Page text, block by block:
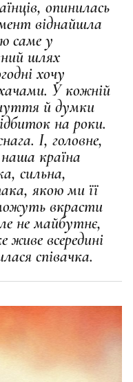
опинилась
віднайшла
саме у
шлях
хочу
У кожній
й думки
на роки.
І, головне,
країна
сильна,
якою ми її
вкрасти
не майбутнє,
живе всередині
співачка.